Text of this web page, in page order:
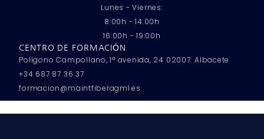
Lunes - Viernes:
8:00h - 14:00h
16:00h - 19:00h
CENTRO DE FORMACIÓN
Polígono Campollano, 1ª avenida, 24 02007. Albacete
+34 687 87 36 37
formacion@maintfiberagml.es